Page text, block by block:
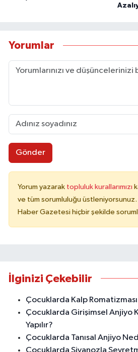
Yorumlar
Gönder
Yorum yazarak topluluk kurallarımızı
ve tüm sorumluluğu üstleniyorsunuz.
Haber Gazetesi hiçbir şekilde
İlginizi Çekebilir
Çocuklarda Kalp
Çocuklarda Girişimsel Anjiyo
Yapılır?
Çocuklarda Tanısal Anjiyo
Çocuklarda Siyanozla